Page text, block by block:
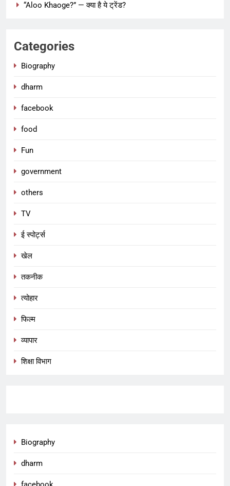
“Aloo Khaoge?” — क्या है ये ट्रेंड?
Categories
Biography
dharm
facebook
food
Fun
government
others
TV
ई स्पोर्ट्स
खेल
तकनीक
त्योहार
फिल्म
व्यापार
शिक्षा विभाग
Biography
dharm